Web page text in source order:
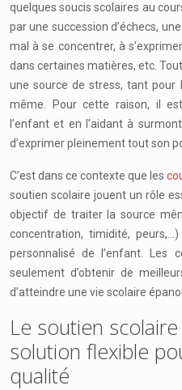
quelques soucis scolaires au
par une succession d’échecs,
mal à se concentrer, à
dans certaines matières, etc.
une source de stress, tant pour
même. Pour cette raison, il
l’enfant et en l’aidant à
d’exprimer pleinement tout son
C’est dans ce contexte que les
soutien scolaire jouent un rôle
objectif de traiter la source
concentration, timidité,
personnalisé de l’enfant. Les
seulement d’obtenir de
d’atteindre une vie scolaire
Le soutien
solution flexible
qualité